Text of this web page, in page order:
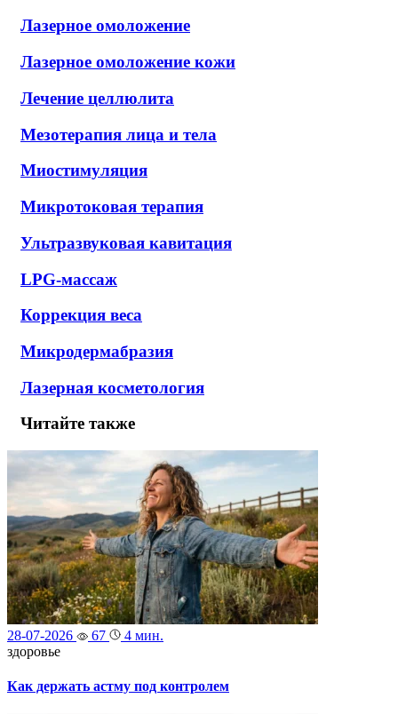
Лазерное омоложение
Лазерное омоложение кожи
Лечение целлюлита
Мезотерапия лица и тела
Миостимуляция
Микротоковая терапия
Ультразвуковая кавитация
LPG-массаж
Коррекция веса
Микродермабразия
Лазерная косметология
Читайте также
28-07-2026 67
4 мин.
здоровье
Как держать астму под контролем